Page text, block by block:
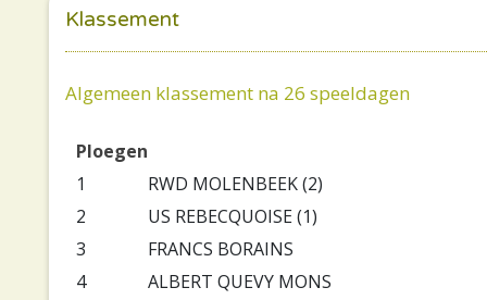
Klassement
Algemeen klassement na 26 speeldagen
Ploegen
1
RWD MOLENBEEK (2)
2
US REBECQUOISE (1)
3
FRANCS BORAINS
4
ALBERT QUEVY MONS